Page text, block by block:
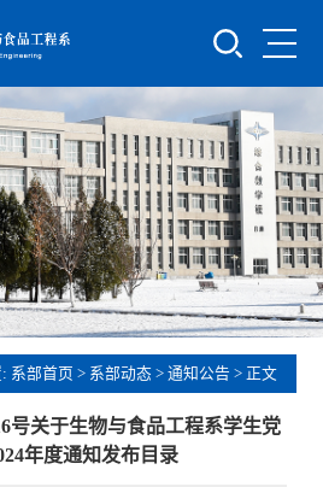
系部首页 > 系部动态> 通知公告 > 正文
号关于生物与食品工程系学生党
年度通知发布目录